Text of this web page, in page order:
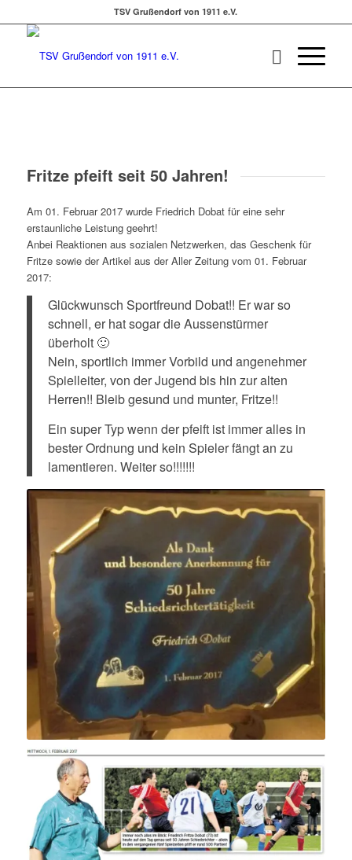
TSV Grußendorf von 1911 e.V.
Fritze pfeift seit 50 Jahren!
Am 01. Februar 2017 wurde Friedrich Dobat für eine sehr
erstaunliche Leistung geehrt!
Anbei Reaktionen aus sozialen Netzwerken, das Geschenk für
Fritze sowie der Artikel aus der Aller Zeitung vom 01. Februar
2017:
Glückwunsch Sportfreund Dobat!! Er war so
schnell, er hat sogar die Aussenstürmer
überholt 🙂
Nein, sportlich immer Vorbild und angenehmer
Spielleiter, von der Jugend bis hin zur alten
Herren!! Bleib gesund und munter, Fritze!!
Ein super Typ wenn der pfeift ist immer alles in
bester Ordnung und kein Spieler fängt an zu
lamentieren. Weiter so!!!!!!!